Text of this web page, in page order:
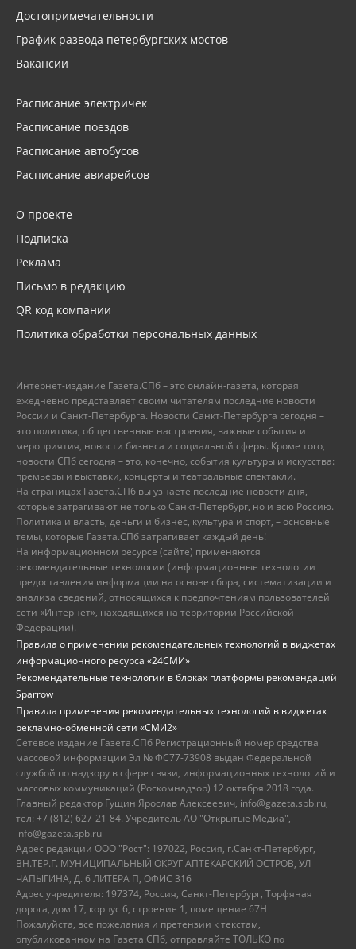
Достопримечательности
График развода петербургских мостов
Вакансии
Расписание электричек
Расписание поездов
Расписание автобусов
Расписание авиарейсов
О проекте
Подписка
Реклама
Письмо в редакцию
QR код компании
Политика обработки персональных данных
Интернет-издание Газета.СПб – это онлайн-газета, которая
ежедневно представляет своим читателям последние новости
России и Санкт-Петербурга. Новости Санкт-Петербурга сегодня –
это политика, общественные настроения, важные события и
мероприятия, новости бизнеса и социальной сферы. Кроме того,
новости СПб сегодня – это, конечно, события культуры и искусства:
премьеры и выставки, концерты и театральные спектакли.
На страницах Газета.СПб вы узнаете последние новости дня,
которые затрагивают не только Санкт-Петербург, но и всю Россию.
Политика и власть, деньги и бизнес, культура и спорт, – основные
темы, которые Газета.СПб затрагивает каждый день!
На информационном ресурсе (сайте) применяются
рекомендательные технологии (информационные технологии
предоставления информации на основе сбора, систематизации и
анализа сведений, относящихся к предпочтениям пользователей
сети «Интернет», находящихся на территории Российской
Федерации).
Правила о применении рекомендательных технологий в виджетах
информационного ресурса «24СМИ»
Рекомендательные технологии в блоках платформы рекомендаций
Sparrow
Правила применения рекомендательных технологий в виджетах
рекламно-обменной сети «СМИ2»
Сетевое издание Газета.СПб Регистрационный номер средства
массовой информации Эл № ФС77-73908 выдан Федеральной
службой по надзору в сфере связи, информационных технологий и
массовых коммуникаций (Роскомнадзор) 12 октября 2018 года.
Главный редактор Гущин Ярослав Алексеевич, info@gazeta.spb.ru,
тел: +7 (812) 627-21-84. Учредитель АО "Открытые Медиа",
info@gazeta.spb.ru
Адрес редакции ООО "Рост": 197022, Россия, г.Санкт-Петербург,
ВН.ТЕР.Г. МУНИЦИПАЛЬНЫЙ ОКРУГ АПТЕКАРСКИЙ ОСТРОВ, УЛ
ЧАПЫГИНА, Д. 6 ЛИТЕРА П, ОФИС 316
Адрес учредителя: 197374, Россия, Санкт-Петербург, Торфяная
дорога, дом 17, корпус 6, строение 1, помещение 67Н
Пожалуйста, все пожелания и претензии к текстам,
опубликованном на Газета.СПб, отправляйте ТОЛЬКО по